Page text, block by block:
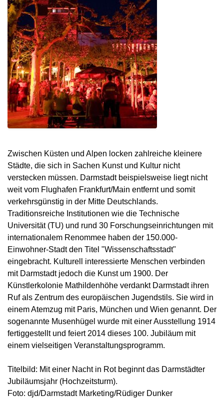
Zwischen Küsten und Alpen locken zahlreiche kleinere
Städte, die sich in Sachen Kunst und Kultur nicht
verstecken müssen. Darmstadt beispielsweise liegt nicht
weit vom Flughafen Frankfurt/Main entfernt und somit
verkehrsgünstig in der Mitte Deutschlands.
Traditionsreiche Institutionen wie die Technische
Universität (TU) und rund 30 Forschungseinrichtungen mit
internationalem Renommee haben der 150.000-
Einwohner-Stadt den Titel "Wissenschaftsstadt"
eingebracht. Kulturell interessierte Menschen verbinden
mit Darmstadt jedoch die Kunst um 1900. Der
Künstlerkolonie Mathildenhöhe verdankt Darmstadt ihren
Ruf als Zentrum des europäischen Jugendstils. Sie wird in
einem Atemzug mit Paris, München und Wien genannt. Der
sogenannte Musenhügel wurde mit einer Ausstellung 1914
fertiggestellt und feiert 2014 dieses 100. Jubiläum mit
einem vielseitigen Veranstaltungsprogramm.
Titelbild: Mit einer Nacht in Rot beginnt das Darmstädter
Jubiläumsjahr (Hochzeitsturm).
Foto: djd/Darmstadt Marketing/Rüdiger Dunker